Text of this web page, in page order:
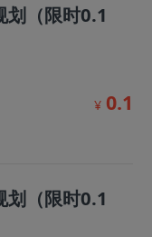
划（限时0.1
¥ 0.1
划（限时0.1